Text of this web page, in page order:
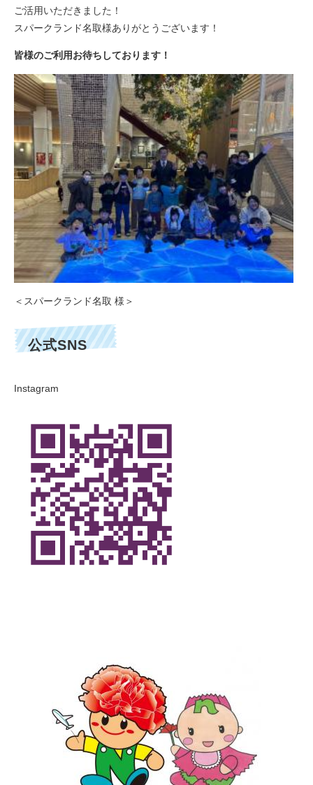
ご活用いただきました！
スパークランド名取様ありがとうございます！
皆様のご利用お待ちしております！
＜スパークランド名取 様＞
公式SNS
Instagram